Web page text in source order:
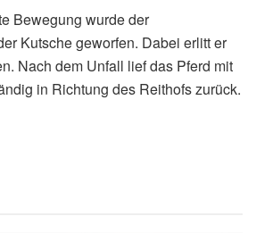
Bewegung wurde der
Kutsche geworfen. Dabei erlitt er
Nach dem Unfall lief das Pferd mit
in Richtung des Reithofs zurück.